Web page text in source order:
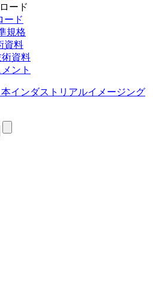
ード
ード
規格
資料
資料
ント